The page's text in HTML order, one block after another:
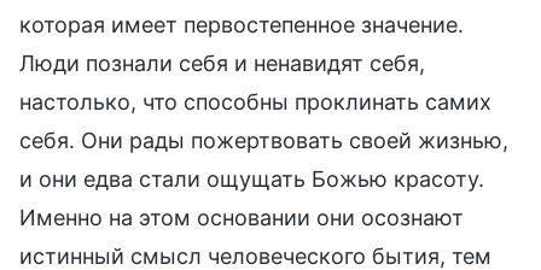
которая имеет первостепенное значение.
Люди познали себя и ненавидят себя,
настолько, что способны проклинать самих
себя. Они рады пожертвовать своей жизнью,
и они едва стали ощущать Божью красоту.
Именно на этом основании они осознают
истинный смысл человеческого бытия, тем